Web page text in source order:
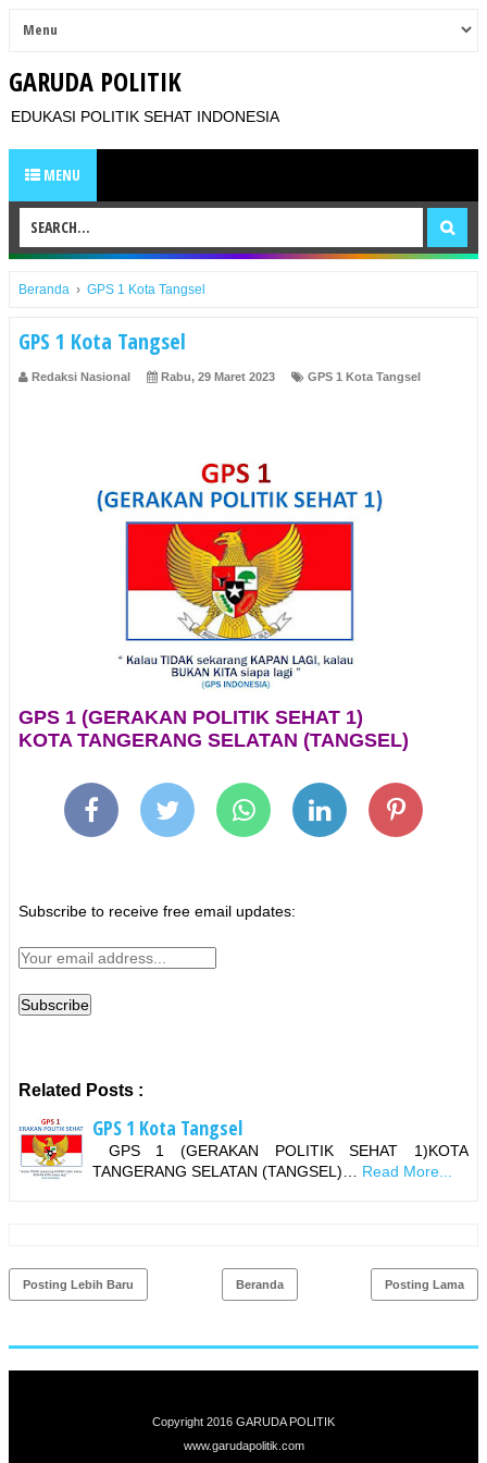
GARUDA POLITIK
EDUKASI POLITIK SEHAT INDONESIA
MENU
Beranda › GPS 1 Kota Tangsel
GPS 1 Kota Tangsel
Redaksi Nasional Rabu, 29 Maret 2023 GPS 1 Kota Tangsel
GPS 1 (GERAKAN POLITIK SEHAT 1)
KOTA TANGERANG SELATAN (TANGSEL)
Subscribe to receive free email updates:
Related Posts :
GPS 1 Kota Tangsel
GPS 1 (GERAKAN POLITIK SEHAT 1)KOTA
TANGERANG SELATAN (TANGSEL)…
Read More...
Posting Lebih Baru Posting Lama
Beranda
Copyright 2016 GARUDA POLITIK
www.garudapolitik.com